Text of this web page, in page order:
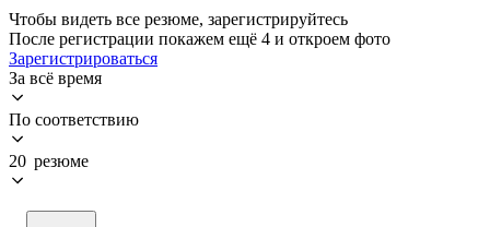
Чтобы видеть все резюме, зарегистрируйтесь
После регистрации покажем ещё 4 и откроем фото
Зарегистрироваться
За всё время
По соответствию
20 резюме